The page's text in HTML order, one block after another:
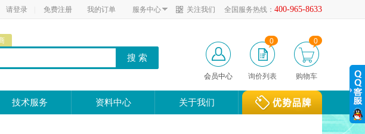
全国服务热线： 400-965-8633
关注我们
服务中心
请登录 免费注册 我的订单
会员中心 询价列表
0
购物车
0
技术服务 资料中心 关于我们